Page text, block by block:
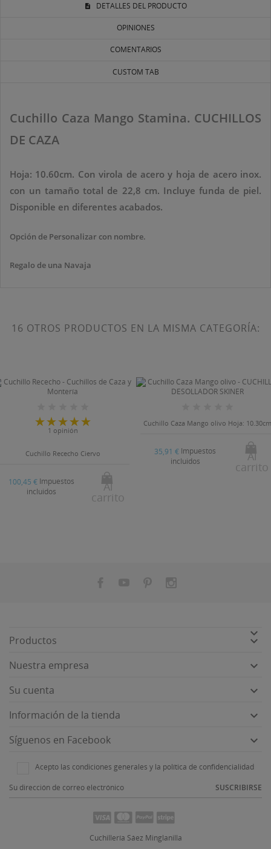
DETALLES DEL PRODUCTO
OPINIONES
COMENTARIOS
CUSTOM TAB
Cuchillo Caza Mango Stamina. CUCHILLOS
DE CAZA
Hoja: 10.60cm. Con virola de acero y hoja de acero inox.
con un tamaño total de 22,8 cm. Incluye funda de piel.
Disponible en diferentes acabados.
Opción de Personalizar con nombre.
Regalo de una Navaja
16 OTROS PRODUCTOS EN LA MISMA CATEGORÍA:
1 opinión
Cuchillo Rececho Ciervo
100,45 € Impuestos
incluidos
Al
carrito
Cuchillo Caza Mango olivo Hoja: 10.30cm
35,91 € Impuestos
incluidos
Al
carrito

Productos 
Nuestra empresa 
Su cuenta 
Información de la tienda 
Síguenos en Facebook 
Cuchillería Sáez Minglanilla
Acepto las condiciones generales y la política de confidencialidad
SUSCRIBIRSE